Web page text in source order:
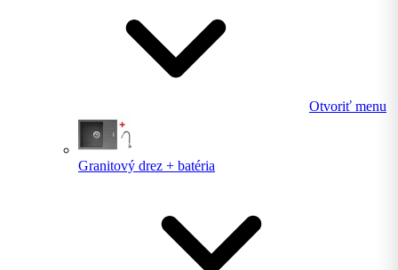
Otvoriť menu
Granitový drez + batéria